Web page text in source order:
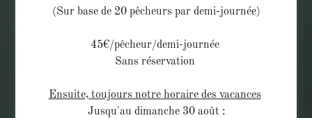
(Sur base de 20 pêcheurs par demi-journée)
45€/pêcheur/demi-journée
Sans réservation
Ensuite, toujours notre horaire des vacances
Jusqu'au dimanche 30 août :